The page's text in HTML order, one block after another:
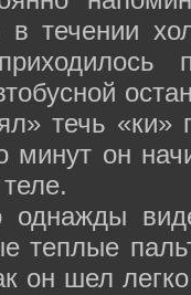
в течении
течь «ки»
минут он
однажды
теплые
он шел